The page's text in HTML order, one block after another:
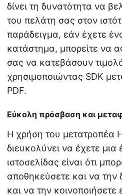
δίνει τη δυνατότητα να
του πελάτη σας στον
παράδειγμα, εάν έχετε
κατάστημα, μπορείτε να
σας να κατεβάσουν
χρησιμοποιώντας SDK
PDF.
Εύκολη πρόσβαση και
Η χρήση του μετατροπέα
διευκολύνει να έχετε μια
ιστοσελίδας είναι ότι
αποθηκεύσετε και να την
και να την κοινοποιήσετε